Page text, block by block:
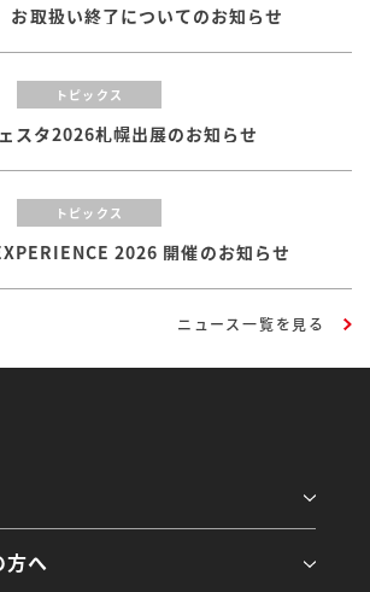
取扱い終了についてのお知らせ
トピックス
スタ2026札幌出展のお知らせ
トピックス
2026 開催のお知らせ
ニュース一覧を見る
方へ